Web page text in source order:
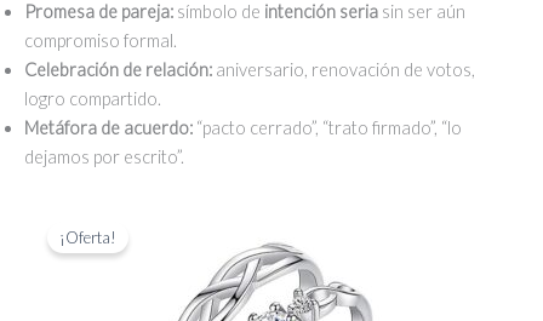
Promesa de pareja: símbolo de intención seria sin ser aún
compromiso formal.
Celebración de relación: aniversario, renovación de votos,
logro compartido.
Metáfora de acuerdo: “pacto cerrado”, “trato firmado”, “lo
dejamos por escrito”.
¡Oferta!